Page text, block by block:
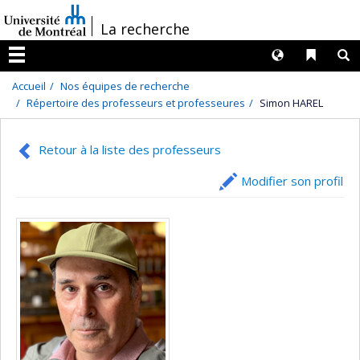
au
contenu
/La recherche
Menu
Liens
Langues
Accueil
Nos équipes de recherche
Répertoire des professeurs et professeures
Simon HAREL
Retour à la liste des professeurs
Modifier son profil